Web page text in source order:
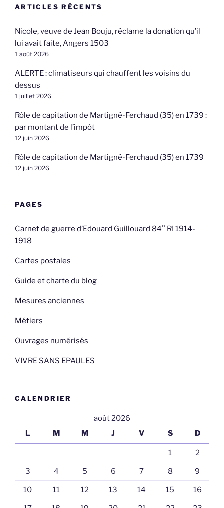
ARTICLES RÉCENTS
Nicole, veuve de Jean Bouju, réclame la donation qu’il
lui avait faite, Angers 1503
1 août 2026
ALERTE : climatiseurs qui chauffent les voisins du
dessus
1 juillet 2026
Rôle de capitation de Martigné-Ferchaud (35) en 1739 :
par montant de l’impôt
12 juin 2026
Rôle de capitation de Martigné-Ferchaud (35) en 1739
12 juin 2026
PAGES
Carnet de guerre d’Edouard Guillouard 84° RI 1914-
1918
Cartes postales
Guide et charte du blog
Mesures anciennes
Métiers
Ouvrages numérisés
VIVRE SANS EPAULES
CALENDRIER
août 2026
L
M M J V S D
1 2
3 4 5 6 7 8 9
10 11 12 13 14 15 16